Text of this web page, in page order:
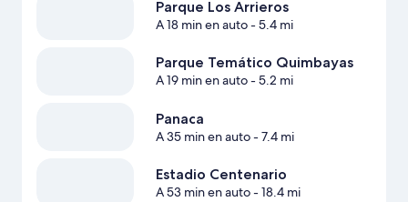
Parque Los Arrieros
A 18 min en auto- 5.4 mi
Parque Temático Quimbayas
A 19 min en auto- 5.2 mi
Panaca
A 35 min en auto- 7.4 mi
Estadio Centenario
A 53 min en auto- 18.4 mi